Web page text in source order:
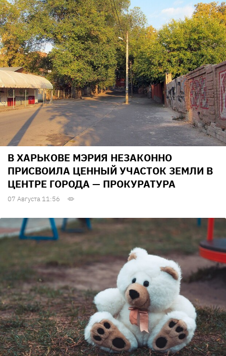
В ХАРЬКОВЕ МЭРИЯ НЕЗАКОННО
ПРИСВОИЛА ЦЕННЫЙ УЧАСТОК ЗЕМЛИ В
ЦЕНТРЕ ГОРОДА — ПРОКУРАТУРА
07 Августа 11:56